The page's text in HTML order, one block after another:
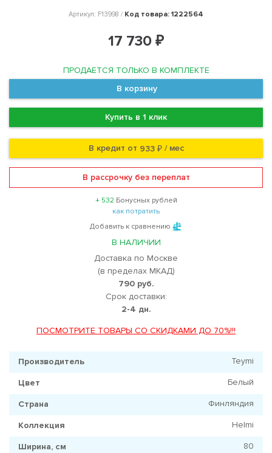
Артикул: F13998 / Код товара: 1222564
17 730 ₽
ПРОДАЕТСЯ ТОЛЬКО В КОМПЛЕКТЕ
В корзину
Купить в 1 клик
В кредит от 933 ₽/ мес
В рассрочку без переплат
+ 532 Бонусных рублей
как потратить
Добавить к сравнению
В НАЛИЧИИ
Доставка по Москве
(в пределах МКАД)
790 руб.
Срок доставки:
2-4 дн.
ПОСМОТРИТЕ ТОВАРЫ СО СКИДКАМИ ДО 70%!!!
Производитель Teymi
Цвет Белый
Страна Финляндия
Коллекция Helmi
Ширина, см 80